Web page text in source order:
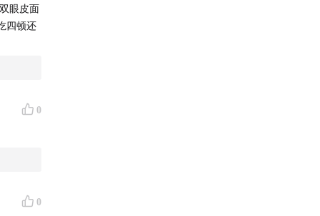
眼皮面
四顿还
0
0